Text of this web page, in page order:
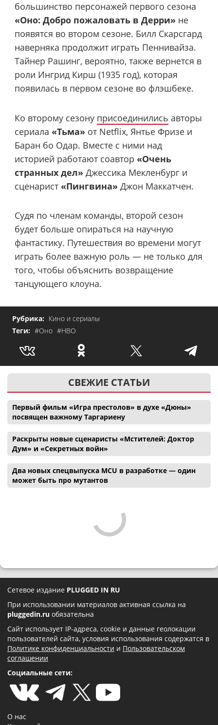
большинство персонажей первого сезона
«Оно: Добро пожаловать в Дерри» не
появятся во втором сезоне. Билл Скарсгард
наверняка продолжит играть Пеннивайза.
Тайнер Рашинг, вероятно, также вернется в
роли Ингрид Кирш (1935 год), которая
появилась в первом сезоне во флэшбеке.
Ко второму сезону присоединились авторы
сериала «Тьма» от Netflix, Янтье Фризе и
Баран бо Одар. Вместе с ними над
историей работают соавтор «Очень
странных дел» Джессика Мекленбург и
сценарист «Пингвина» Джон Маккатчен.
Судя по членам команды, второй сезон
будет больше опираться на научную
фантастику. Путешествия во времени могут
играть более важную роль — не только для
того, чтобы объяснить возвращение
танцующего клоуна.
Рубрика: Кино и сериалы
Теги: #Оно #HBO
СВЕЖИЕ СТАТЬИ
Первый фильм «Игра престолов» в духе «Дюны»
посвящен важному Таргариену
Раскрыты новые сценаристы «Мстителей: Доктор
Дум» и «Секретных войн»
Два новых спецвыпуска MCU в разработке — один
может быть про мутантов
Сетевое издание PLUGGED IN RU
При использовании материалов активная ссылка на
pluggedin.ru обязательна
Сайт использует IP-адреса, cookie и данные геолокации
пользователей сайта, условия использования содержатся в
Политике конфиденциальности и Пользовательском
соглашении
Социальные сети:
О нас